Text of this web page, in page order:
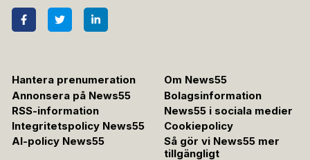
Hantera prenumeration
Om News55
Annonsera på News55
Bolagsinformation
RSS-information
News55 i sociala medier
Integritetspolicy News55
Cookiepolicy
AI-policy News55
Så gör vi News55 mer
tillgängligt